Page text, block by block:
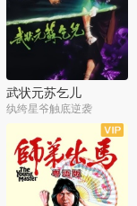
武状元苏乞儿
纨绔星爷触底逆袭